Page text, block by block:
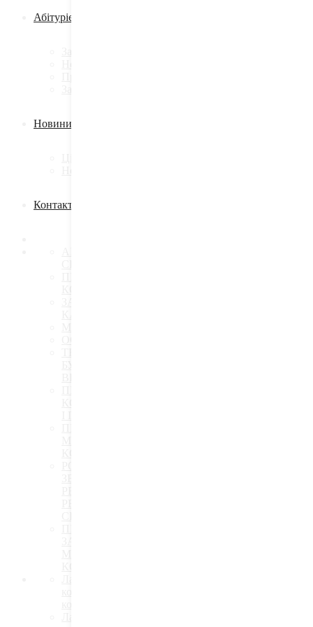
Абітурієнту
Новини
Контакти